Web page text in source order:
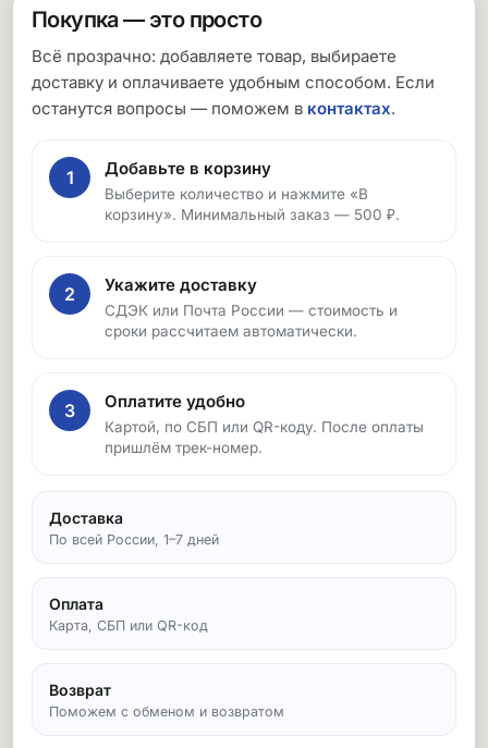
Покупка — это просто
Всё прозрачно: добавляете товар, выбираете
доставку и оплачиваете удобным способом. Если
останутся вопросы — поможем в контактах.
1 Добавьте в корзину
Выберите количество и нажмите «В
корзину». Минимальный заказ — 500 ₽.
2 Укажите доставку
СДЭК или Почта России — стоимость и
сроки рассчитаем автоматически.
3 Оплатите удобно
Картой, по СБП или QR-коду. После оплаты
пришлём трек-номер.
Доставка
По всей России, 1–7 дней
Оплата
Карта, СБП или QR-код
Возврат
Поможем с обменом и возвратом